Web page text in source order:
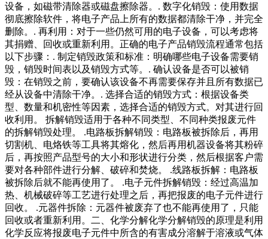
设备，如磁带清除器或磁盘擦除器。. 数字化销毁：使用数据
彻底擦除软件，将电子产品上所有的数据都清除干净，并完全
删除。. 再利用：对于一些仍然可用的电子设备，可以考虑将
其捐赠、回收或重新利用。正确的电子产品销毁流程通常包括
以下步骤：. 制定销毁政策和标准：明确哪些电子设备需要销
毁，销毁时间表以及销毁方式等。. 确认设备是否可以被销
毁：在销毁之前，要确认该设备不再需要保存并且所有数据已
经从设备中清除干净。. 选择合适的销毁方式：根据设备类
型、数量和机密性等因素，选择合适的销毁方式。对其进行回
收利用。 拆解销毁适用于各种不同类型、不同种类报废元件
的拆解销毁处理。 .电路板拆解销毁：电路板被拆除后，再用
切割机、电烙铁等工具将其熔化，然后再用机器设备将其粉碎
后，再按照产品型号的大小和形状进行分类，然后根据客户需
要对各种部件进行分解、破碎和焚烧。 .线路板拆解：电路板
被拆除后就不能再使用了。 .电子元件拆解销毁：经过高温加
热、机械破碎等工艺进行处理之后，再把报废的电子元件进行
回收。 .元器件拆除：元器件被废弃了也不能再使用了，只能
回收或者重新利用。二、化学分解化学分解销毁的原理是利用
化学反应将报废电子元件中所含的有害成分溶解于溶液或气体